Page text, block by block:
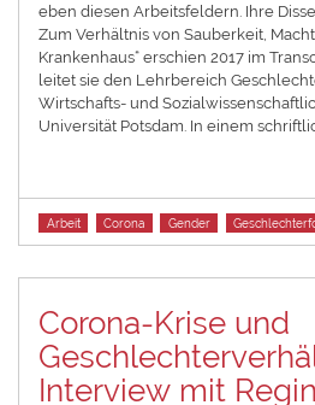
eben diesen Arbeitsfeldern. Ihre
Zum Verhältnis von Sauberkeit,
Krankenhaus“ erschien 2017 im
leitet sie den Lehrbereich
Wirtschafts- und
Universität Potsdam. In einem
Tags
Arbeit Corona Gender
Corona-Krise und
Interview mit